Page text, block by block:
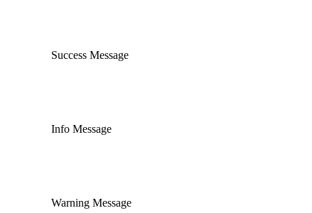
Success Message
Info Message
Warning Message